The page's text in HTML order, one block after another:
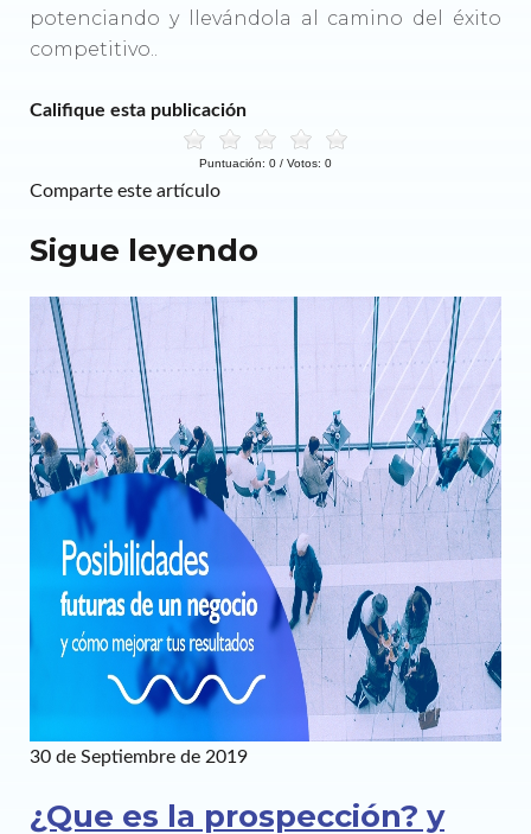
potenciando y llevándola al camino del éxito
competitivo..
Califique esta publicación
Puntuación: 0 / Votos: 0
Comparte este artículo
Sigue leyendo
30 de Septiembre de 2019
¿Que es la prospección? y